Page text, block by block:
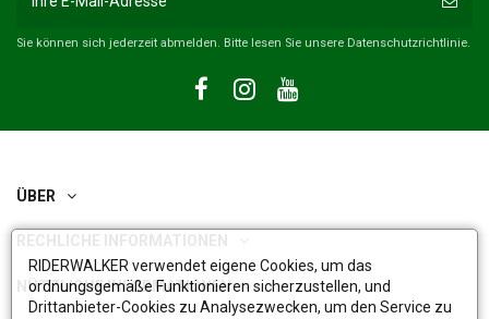
Sie können sich jederzeit abmelden. Bitte lesen Sie unsere Datenschutzrichtlinie.
ÜBER
NÜTZLICHE INFORMATIONEN
RIDERWALKER verwendet eigene Cookies, um das
ordnungsgemäße Funktionieren sicherzustellen, und
Drittanbieter-Cookies zu Analysezwecken, um den Service zu